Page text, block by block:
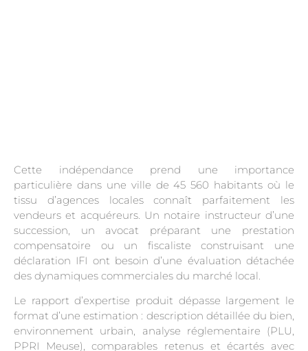
Cette indépendance prend une importance
particulière dans une ville de 45 560 habitants où le
tissu d’agences locales connaît parfaitement les
vendeurs et acquéreurs. Un notaire instructeur d’une
succession, un avocat préparant une prestation
compensatoire ou un fiscaliste construisant une
déclaration IFI ont besoin d’une évaluation détachée
des dynamiques commerciales du marché local.
Le rapport d’expertise produit dépasse largement le
format d’une estimation : description détaillée du bien,
environnement urbain, analyse réglementaire (PLU,
PPRI Meuse), comparables retenus et écartés avec